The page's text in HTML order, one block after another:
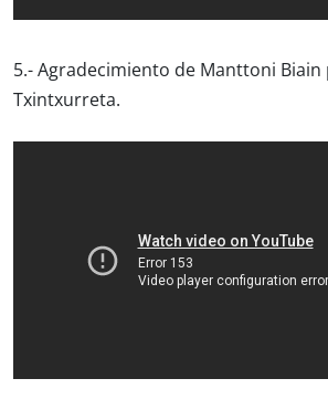
5.- Agradecimiento de Manttoni Biain
Txintxurreta.